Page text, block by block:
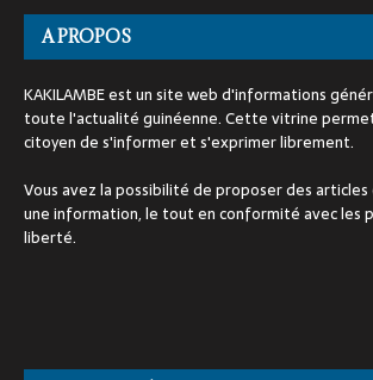
A PROPOS
KAKILAMBE est un site web d'informations
toute l'actualité guinéenne. Cette vitrine
citoyen de s'informer et s'exprimer librement.
Vous avez la possibilité de proposer des
une information, le tout en conformité avec les
liberté.